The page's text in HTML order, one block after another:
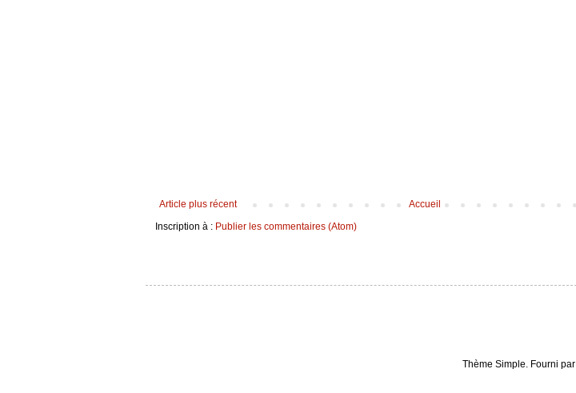
Article plus récent
Accueil
Inscription à : Publier les commentaires (Atom)
Thème Simple. Fourni par